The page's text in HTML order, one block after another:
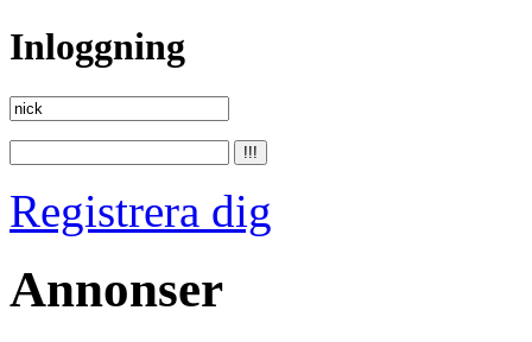
Inloggning
Registrera dig
Annonser